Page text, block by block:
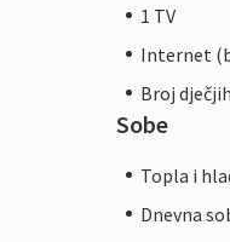
1 TV
Internet
Broj
Sobe
Topla i
Dnevna